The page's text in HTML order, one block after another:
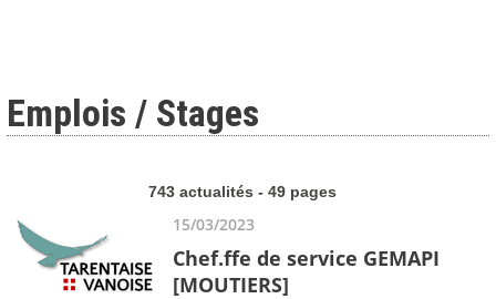
Emplois / Stages
743 actualités - 49 pages
15/03/2023
Chef.ffe de service GEMAPI
[MOUTIERS]